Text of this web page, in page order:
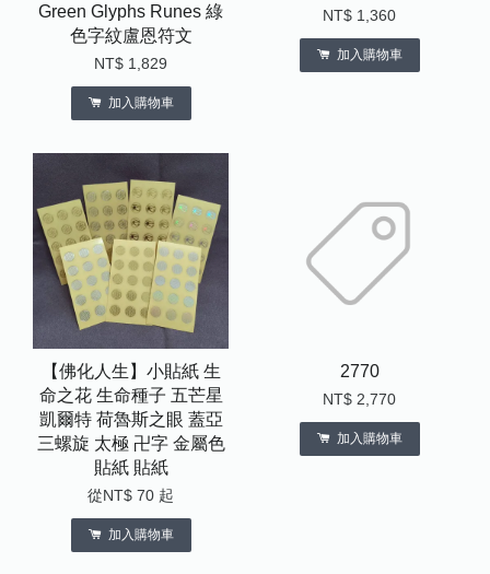
Green Glyphs Runes 綠
色字紋盧恩符文
NT$ 1,829
加入購物車
NT$ 1,360
加入購物車
【佛化人生】小貼紙 生
命之花 生命種子 五芒星
凱爾特 荷魯斯之眼 蓋亞
三螺旋 太極 卍字 金屬色
貼紙 貼紙
從NT$ 70 起
加入購物車
2770
NT$ 2,770
加入購物車